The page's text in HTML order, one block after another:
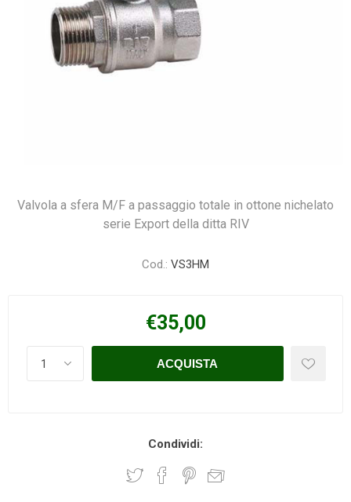
Valvola a sfera M/F a passaggio totale in ottone nichelato
serie Export della ditta RIV
Cod.: VS3HM
€35,00
Condividi: